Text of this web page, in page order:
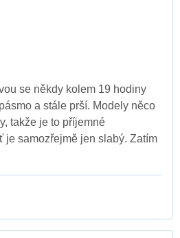
se někdy kolem 19 hodiny
a stále prší. Modely něco
takže je to příjemné
je samozřejmě jen slabý. Zatím